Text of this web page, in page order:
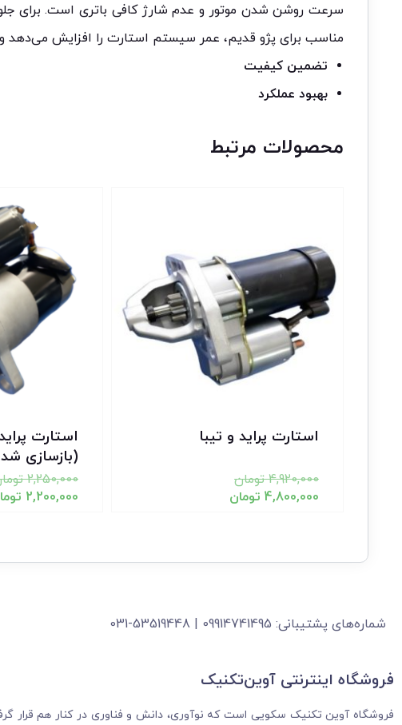
سرعت روشن شدن موتور و عدم شارژ کافی باتری است. برای
مناسب برای پژو قدیم، عمر سیستم استارت را افزایش می‌دهد
تضمین کیفیت
بهبود عملکرد
محصولات مرتبط
استارت پراید و تیبا
4,920,000 تومان
4,800,000 تومان
استارت
(بازسازی
2,250,000
2,200,000
شماره‌های پشتیبانی: 09914741495 | 53519448-031
فروشگاه‌ اینترنتی آوین‌تکنیک
فروشگاه آوین تکنیک سکویی است که نوآوری، دانش و فناوری در کنار هم قرار